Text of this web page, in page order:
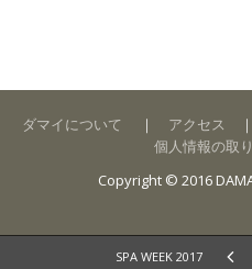
SPA WEEK 2017
ダマイについて ｜ アクセス
個人情報の取
Copyright © 2016